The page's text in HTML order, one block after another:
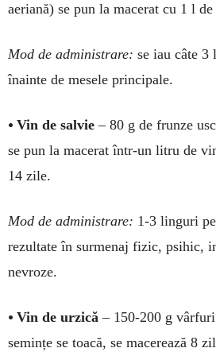
aeriană) se pun la ma­ce­rat cu 1 l
Mod de ad­­ministrare: se iau câte
înainte de me­sele prin­cipale.
• Vin de salvie – 80 g de frun­ze
se pun la ma­ce­rat într-un litru de
14 zile.
Mod de ad­ministrare: 1-3 lin­guri
rezul­tate în surmenaj fi­zic, psihic,
nevroze.
• Vin de urzică – 150-200 g
se­min­țe se toacă, se macerează 8